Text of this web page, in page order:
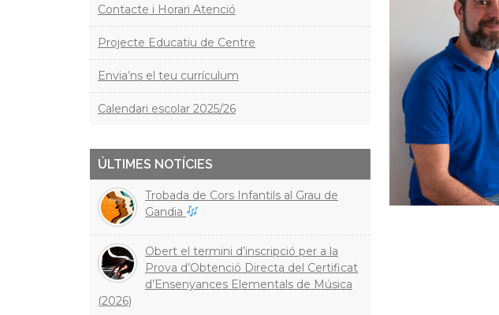
Contacte i Horari Atenció
Projecte Educatiu de Centre
Envia’ns el teu currículum
Calendari escolar 2025/26
ÚLTIMES NOTÍCIES
Trobada de Cors Infantils al Grau de
Gandia
Obert el termini d’inscripció per a la
Prova d’Obtenció Directa del Certificat
d’Ensenyances Elementals de Música
(2026)